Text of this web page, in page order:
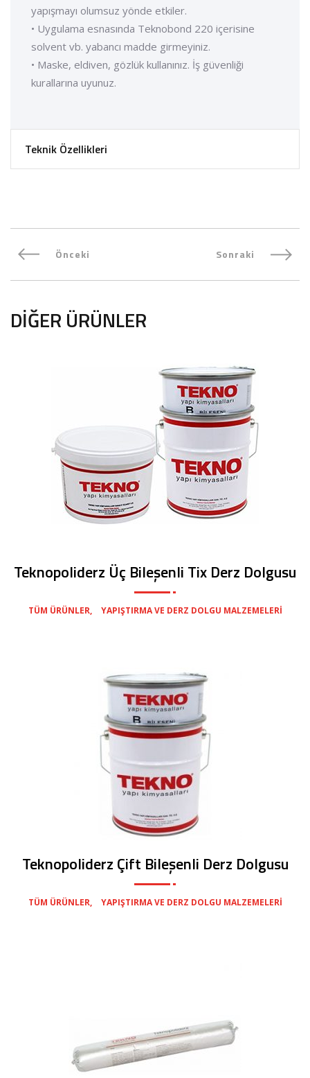
yapışmayı olumsuz yönde etkiler.
• Uygulama esnasında Teknobond 220 içerisine
solvent vb. yabancı madde girmeyiniz.
• Maske, eldiven, gözlük kullanınız. İş güvenliği
kurallarına uyunuz.
Teknik Özellikleri
Önceki Sonraki
DIĞER ÜRÜNLER
Teknopoliderz Üç Bileşenli Tix Derz Dolgusu
TÜM ÜRÜNLER YAPIŞTIRMA VE DERZ DOLGU MALZEMELERI
Teknopoliderz Çift Bileşenli Derz Dolgusu
TÜM ÜRÜNLER YAPIŞTIRMA VE DERZ DOLGU MALZEMELERI